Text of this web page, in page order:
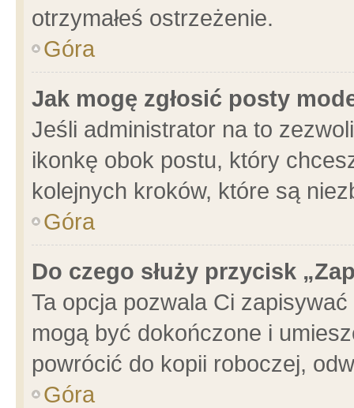
otrzymałeś ostrzeżenie.
Góra
Jak mogę zgłosić posty
Jeśli administrator na to
ikonkę obok postu, który
kolejnych kroków, które są
Góra
Do czego służy przycisk
Ta opcja pozwala Ci
mogą być dokończone i
powrócić do kopii roboczej,
Góra